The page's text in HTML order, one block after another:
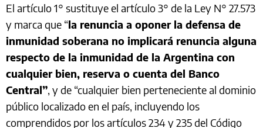
El artículo 1° sustituye el artículo 3° de la Ley N° 27.573
y marca que “la renuncia a oponer la defensa de
inmunidad soberana no implicará renuncia alguna
respecto de la inmunidad de la Argentina con
cualquier bien, reserva o cuenta del Banco
Central”, y de “cualquier bien perteneciente al dominio
público localizado en el país, incluyendo los
comprendidos por los artículos 234 y 235 del Código